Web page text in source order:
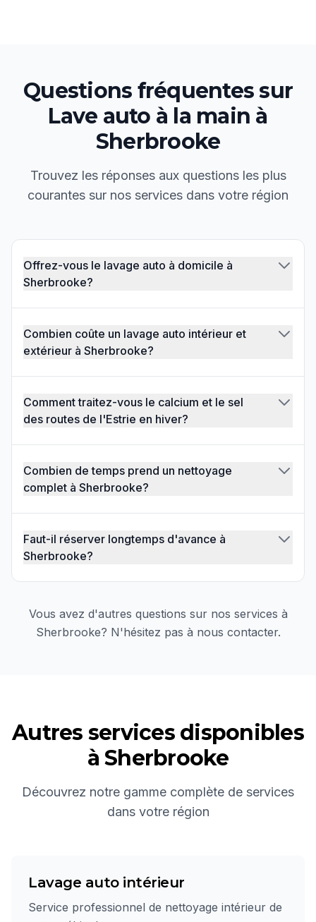
Questions fréquentes sur
Lave auto à la main à
Sherbrooke
Trouvez les réponses aux questions les plus
courantes sur nos services dans votre région
Offrez-vous le lavage auto à domicile à
Sherbrooke?
Combien coûte un lavage auto intérieur et
extérieur à Sherbrooke?
Comment traitez-vous le calcium et le sel
des routes de l'Estrie en hiver?
Combien de temps prend un nettoyage
complet à Sherbrooke?
Faut-il réserver longtemps d'avance à
Sherbrooke?
Vous avez d'autres questions sur nos services à
Sherbrooke? N'hésitez pas à nous contacter.
Autres services disponibles
à Sherbrooke
Découvrez notre gamme complète de services
dans votre région
Lavage auto intérieur
Service professionnel de nettoyage intérieur de